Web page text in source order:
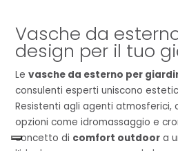
Vasche da
design per il tuo
Levasche da esterno per
consulenti esperti uniscono
Resistenti agli agenti atmosferici,
opzioni come idromassaggio e
concetto di comfort outdoor a
l’ideale per creare un angolo